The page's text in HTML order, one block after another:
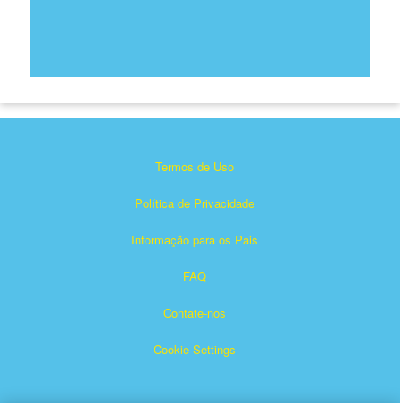
Termos de Uso
Política de Privacidade
Informação para os Pais
FAQ
Contate-nos
Cookie Settings